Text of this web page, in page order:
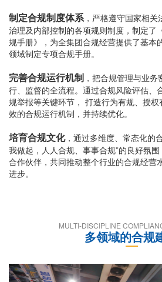
制定合规制度体系，严格遵守国家相关
治理及内部控制的各项规则制度，制定了
规手册》，为全集团合规经营提供了基本
领域制定专项合规手册。
完善合规运行机制 ，把合规管理与业
行、监督的全流程。通过合规风险评估、
规举报等关键环节， 打造行为有规、授
效的合规运行机制，并持续优化。
培育合规文化，通过多维度、常态化的
我做起，人人合规、事事合规”的良好氛
合作伙伴，共同推动整个行业的合规经营
进步。
MULTI-DISCIPLINE
多领域的合规